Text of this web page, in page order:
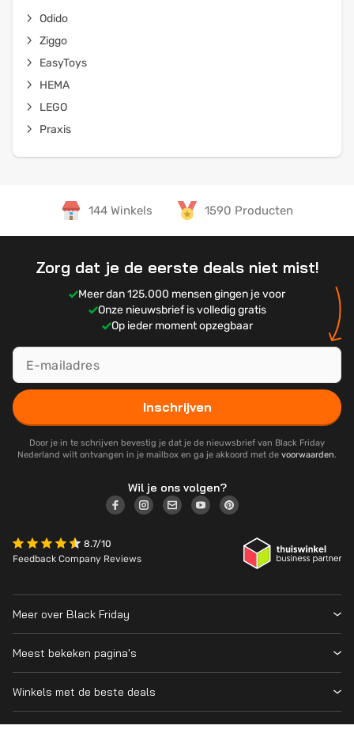
Odido
Ziggo
EasyToys
HEMA
LEGO
Praxis
144 Winkels 1590 Producten
Zorg dat je de eerste deals niet mist!
Meer dan 125.000 mensen gingen je voor
Onze nieuwsbrief is volledig gratis
Op ieder moment opzegbaar
Inschrijven
Door je in te schrijven bevestig je dat je de nieuwsbrief van Black Friday
Nederland wilt ontvangen in je mailbox en ga je akkoord met de voorwaarden.
Wil je ons volgen?
8.7/10
Feedback Company Reviews
Meer over Black Friday
Wanneer is Black Friday?
Cyber Monday 2026
Over ons
Meest bekeken pagina's
Prijsvergelijker
Winkels met de beste deals